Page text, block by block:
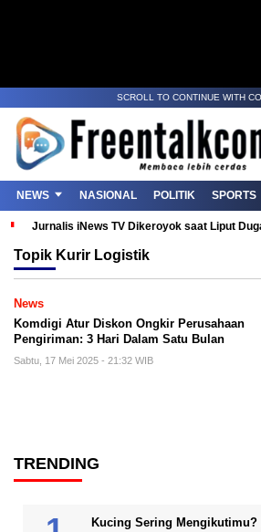
SCROLL TO CONTINUE WITH
NEWS NASIONAL POLITIK SPORTS
Jurnalis iNews TV Dikeroyok saat Liput
Topik Kurir Logistik
News
Komdigi Atur Diskon Ongkir Perusahaan
Pengiriman: 3 Hari Dalam Satu Bulan
Sabtu, 17 Mei 2025 - 21:32 WIB
TRENDING
Kucing Sering Mengikutimu?